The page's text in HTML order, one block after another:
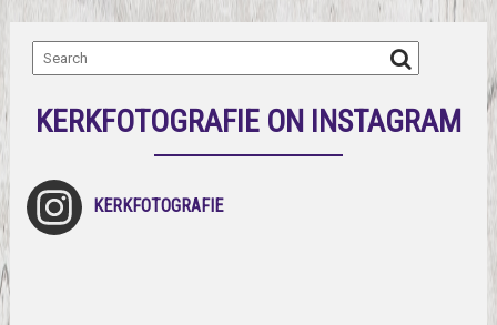
KERKFOTOGRAFIE ON INSTAGRAM
KERKFOTOGRAFIE